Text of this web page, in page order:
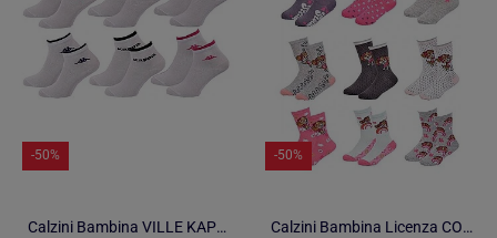
-50%
Calzini Bambina VILLE KAPPA - Confezione da 6
-50%
Calzini Bambina Licenza CONFEZIONE DA 12 PAIA PAT PATROUILLE